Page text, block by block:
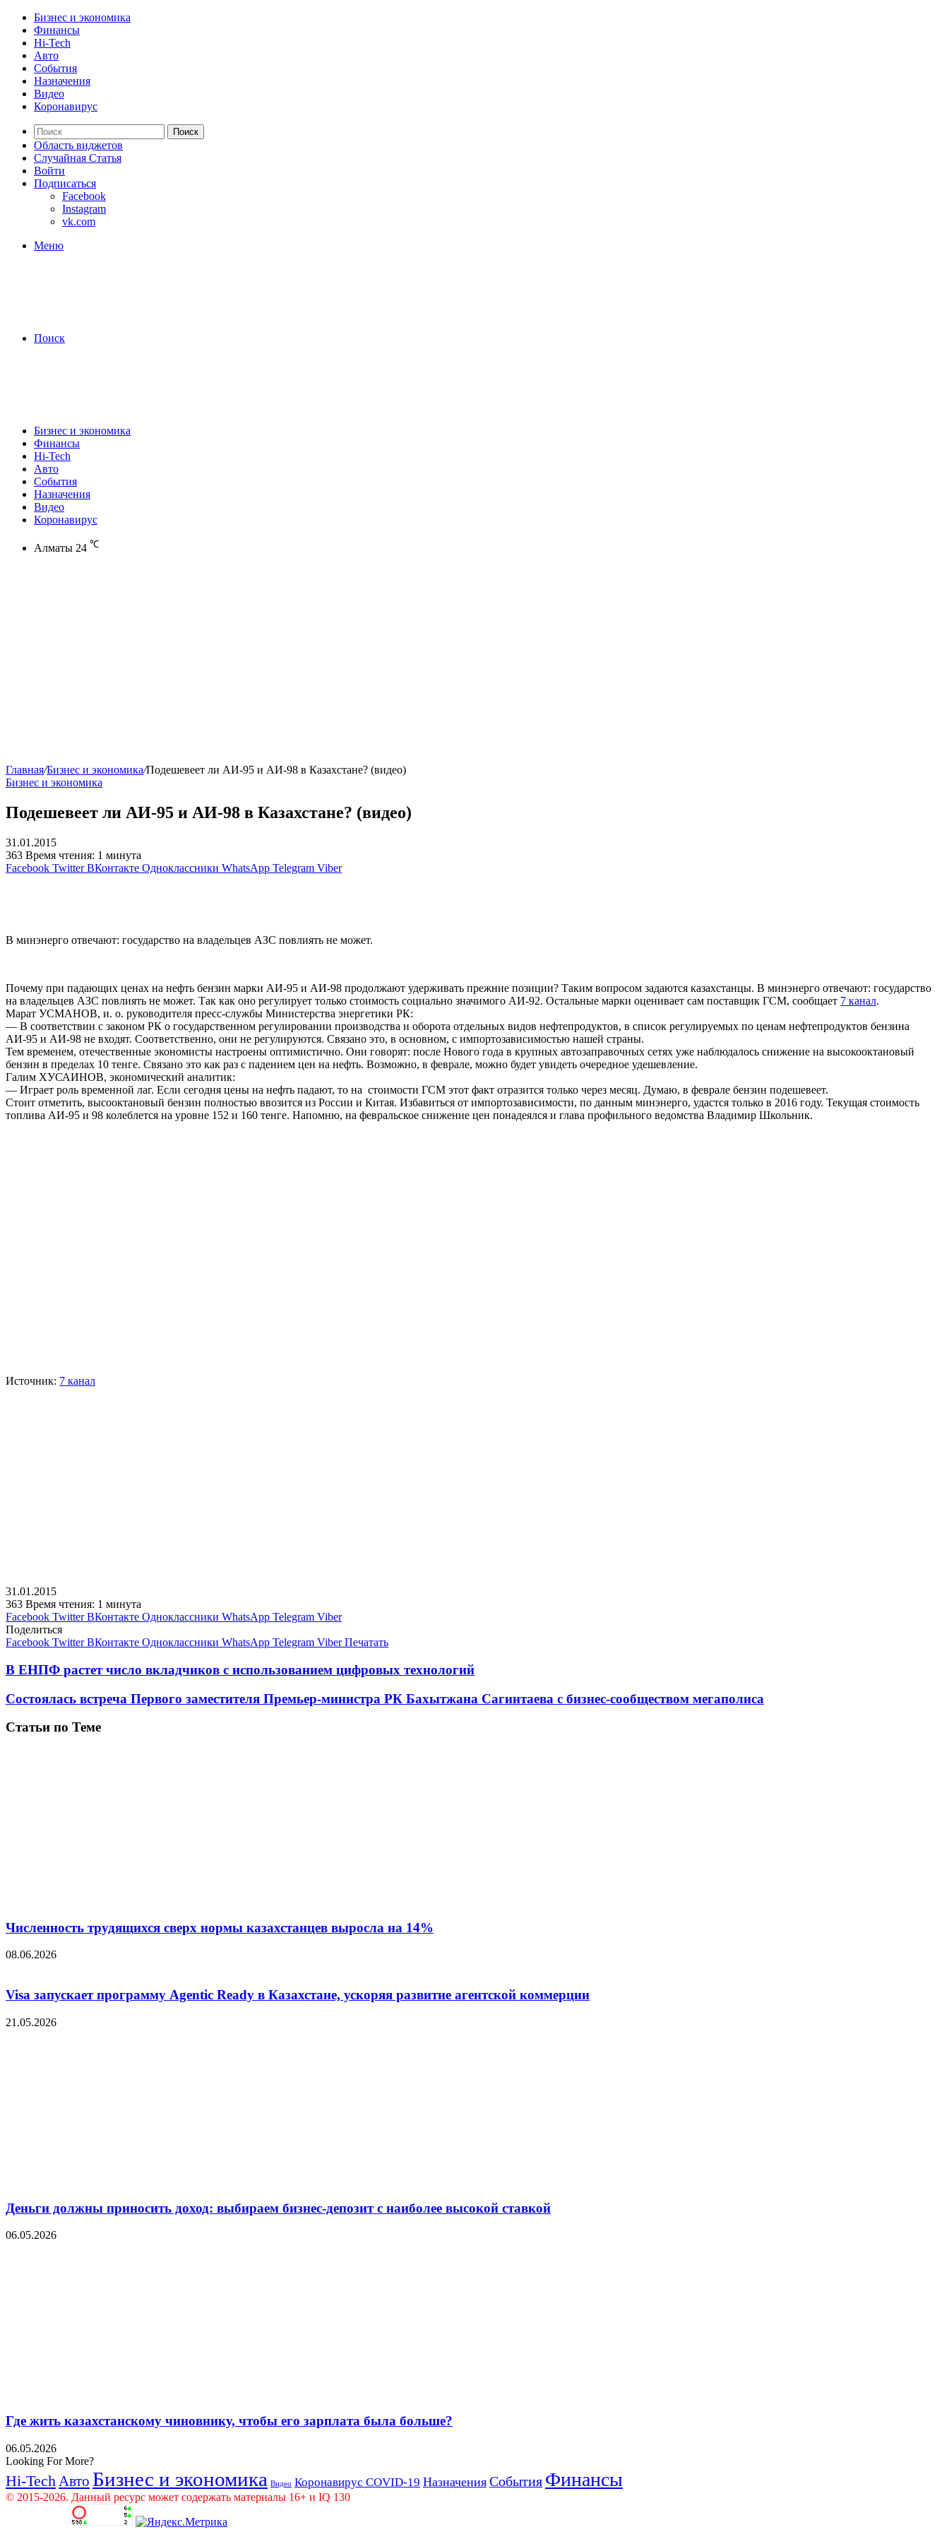
Бизнес и экономика
Финансы
Hi-Tech
Авто
События
Назначения
Видео
Коронавирус
Поиск
Область виджетов
Случайная Статья
Войти
Подписаться
Facebook
Instagram
vk.com
Меню
Поиск
Бизнес и экономика
Финансы
Hi-Tech
Авто
События
Назначения
Видео
Коронавирус
Алматы 24 ℃
Главная/Бизнес и экономика/Подешевеет ли АИ-95 и АИ-98 в Казахстане? (видео)
Бизнес и экономика
Подешевеет ли АИ-95 и АИ-98 в Казахстане? (видео)
31.01.2015
363 Время чтения: 1 минута
Facebook Twitter ВКонтакте Одноклассники WhatsApp Telegram Viber
В минэнерго отвечают: государство на владельцев АЗС повлиять не может.
Почему при падающих ценах на нефть бензин марки АИ-95 и АИ-98 продолжают удерживать прежние позиции? Таким вопросом задаются казахстанцы. В минэнерго отвечают: государство
на владельцев АЗС повлиять не может. Так как оно регулирует только стоимость социально значимого АИ-92. Остальные марки оценивает сам поставщик ГСМ, сообщает 7 канал.
Марат УСМАНОВ, и. о. руководителя пресс-службы Министерства энергетики РК:
— В соответствии с законом РК о государственном регулировании производства и оборота отдельных видов нефтепродуктов, в список регулируемых по ценам нефтепродуктов бензина
АИ-95 и АИ-98 не входят. Соответственно, они не регулируются. Связано это, в основном, с импортозависимостью нашей страны.
Тем временем, отечественные экономисты настроены оптимистично. Они говорят: после Нового года в крупных автозаправочных сетях уже наблюдалось снижение на высокооктановый
бензин в пределах 10 тенге. Связано это как раз с падением цен на нефть. Возможно, в феврале, можно будет увидеть очередное удешевление.
Галим ХУСАИНОВ, экономический аналитик:
— Играет роль временной лаг. Если сегодня цены на нефть падают, то на стоимости ГСМ этот факт отразится только через месяц. Думаю, в феврале бензин подешевеет.
Стоит отметить, высооктановый бензин полностью ввозится из России и Китая. Избавиться от импортозависимости, по данным минэнерго, удастся только в 2016 году. Текущая стоимость
топлива АИ-95 и 98 колеблется на уровне 152 и 160 тенге. Напомню, на февральское снижение цен понадеялся и глава профильного ведомства Владимир Школьник.
Источник: 7 канал
31.01.2015
363 Время чтения: 1 минута
Facebook Twitter ВКонтакте Одноклассники WhatsApp Telegram Viber
Поделиться
Facebook Twitter ВКонтакте Одноклассники WhatsApp Telegram Viber Печатать
В ЕНПФ растет число вкладчиков с использованием цифровых технологий
Состоялась встреча Первого заместителя Премьер-министра РК Бахытжана Сагинтаева с бизнес-сообществом мегаполиса
Статьи по Теме
Численность трудящихся сверх нормы казахстанцев выросла на 14%
08.06.2026
Visa запускает программу Agentic Ready в Казахстане, ускоряя развитие агентской коммерции
21.05.2026
Деньги должны приносить доход: выбираем бизнес-депозит с наиболее высокой ставкой
06.05.2026
Где жить казахстанскому чиновнику, чтобы его зарплата была больше?
06.05.2026
Looking For More?
Hi-Tech Авто Бизнес и экономика Видео Коронавирус COVID-19 Назначения События Финансы
© 2015-2026. Данный ресурс может содержать материалы 16+ и IQ 130